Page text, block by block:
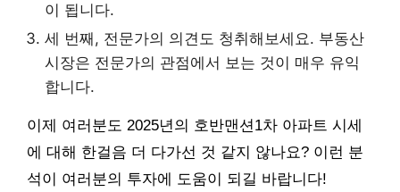
이 됩니다.
세 번째, 전문가의 의견도 청취해보세요. 부동산
시장은 전문가의 관점에서 보는 것이 매우 유익
합니다.
이제 여러분도 2025년의 호반맨션1차 아파트 시세
에 대해 한걸음 더 다가선 것 같지 않나요? 이런 분
석이 여러분의 투자에 도움이 되길 바랍니다!